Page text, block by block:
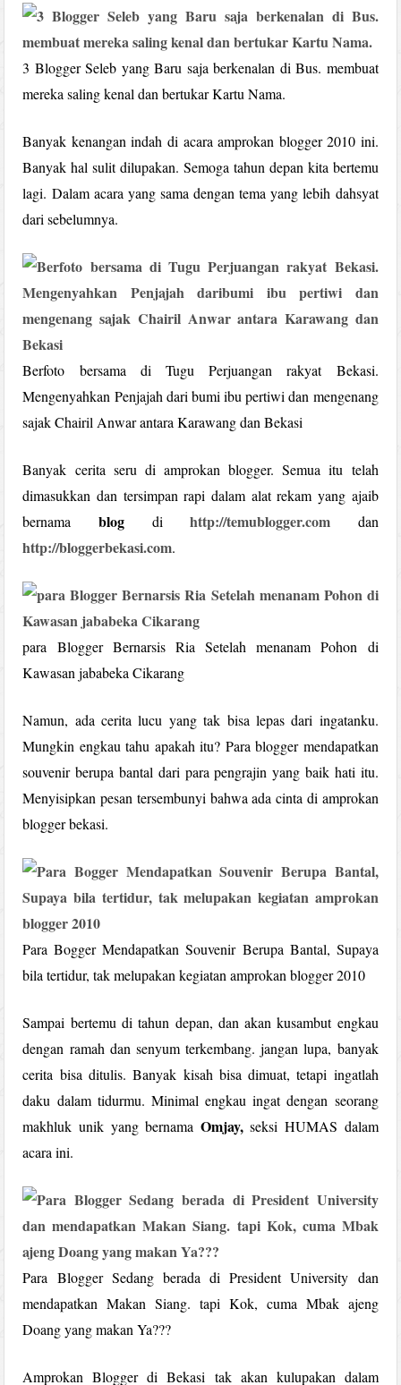
3 Blogger Seleb yang Baru saja berkenalan di Bus. membuat
mereka saling kenal dan bertukar Kartu Nama.
Banyak kenangan indah di acara amprokan blogger 2010 ini.
Banyak hal sulit dilupakan. Semoga tahun depan kita bertemu
lagi. Dalam acara yang sama dengan tema yang lebih dahsyat
dari sebelumnya.
Berfoto bersama di Tugu Perjuangan rakyat Bekasi.
Mengenyahkan Penjajah dari bumi ibu pertiwi dan mengenang
sajak Chairil Anwar antara Karawang dan Bekasi
Banyak cerita seru di amprokan blogger. Semua itu telah
dimasukkan dan tersimpan rapi dalam alat rekam yang ajaib
bernama blog dihttp://temublogger.com dan
http://bloggerbekasi.com.
para Blogger Bernarsis Ria Setelah menanam Pohon di
Kawasan jababeka Cikarang
Namun, ada cerita lucu yang tak bisa lepas dari ingatanku.
Mungkin engkau tahu apakah itu? Para blogger mendapatkan
souvenir berupa bantal dari para pengrajin yang baik hati itu.
Menyisipkan pesan tersembunyi bahwa ada cinta di amprokan
blogger bekasi.
Para Bogger Mendapatkan Souvenir Berupa Bantal, Supaya
bila tertidur, tak melupakan kegiatan amprokan blogger 2010
Sampai bertemu di tahun depan, dan akan kusambut engkau
dengan ramah dan senyum terkembang. jangan lupa, banyak
cerita bisa ditulis. Banyak kisah bisa dimuat, tetapi ingatlah
daku dalam tidurmu. Minimal engkau ingat dengan seorang
makhluk unik yang bernama Omjay,seksi HUMAS dalam
acara ini.
Para Blogger Sedang berada di President University dan
mendapatkan Makan Siang. tapi Kok, cuma Mbak ajeng
Doang yang makan Ya???
Amprokan Blogger di Bekasi tak akan kulupakan dalam